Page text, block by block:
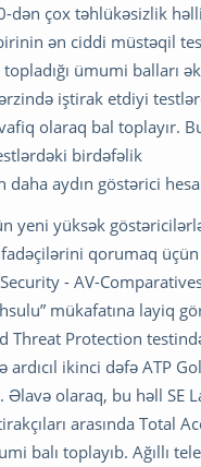
dən çox təhlükəsizlik həlli
ən ciddi müstəqil
ümumi balları
iştirak etdiyi
olaraq bal toplayır.
birdəfəlik
aydın göstərici
yeni yüksək
qorumaq üçün
- AV-
mükafatına layiq
Threat Protection
ardıcıl ikinci dəfə ATP
Əlavə olaraq, bu həll SE
arasında Total
balı toplayıb. Ağıllı